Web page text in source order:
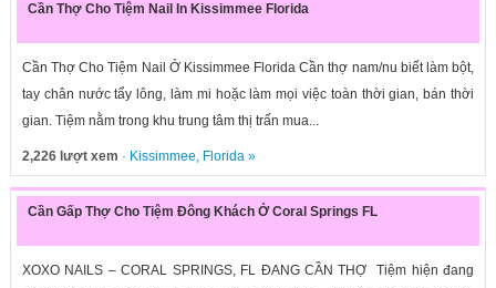
Cần Thợ Cho Tiệm Nail In Kissimmee Florida
Cần Thợ Cho Tiệm Nail Ở Kissimmee Florida Cần thợ nam/nu biết làm bột,
tay chân nước tẩy lông, làm mi hoặc làm mọi việc toàn thời gian, bán thời
gian. Tiệm nằm trong khu trung tâm thị trấn mua...
2,226 lượt xem · Kissimmee, Florida»
Cần Gấp Thợ Cho Tiệm Đông Khách Ở Coral Springs FL
XOXO NAILS – CORAL SPRINGS, FL ĐANG CẦN THỢ Tiệm hiện đang